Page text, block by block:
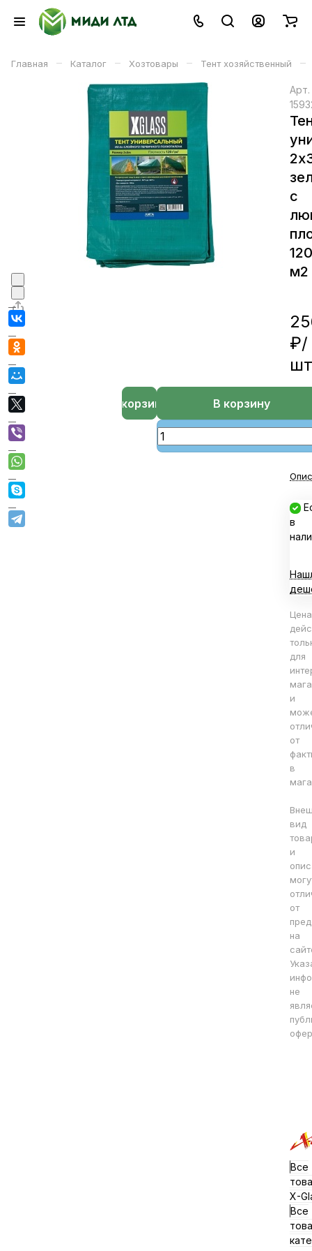
Главная – Каталог – Хозтовары – Тент хозяйственный –
Арт.
с
м2
₽/
шт
В корзину
В корзине
в
Цена
для
и
от
в
вид
и
от
на
не
Все
X-
Все